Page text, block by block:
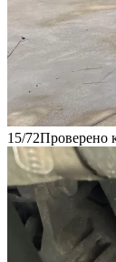
15/72Проверено